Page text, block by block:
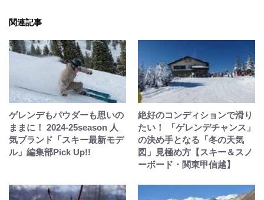
関連記事
ゲレンデもパウダーも思いの
ままに！ 2024-25season 人
気ブランド「スキー最新モデ
ル」編集部Pick Up!!
絶好のコンディションで滑り
たい！ 「ゲレンデチャンス」
の決め手となる「冬の天気
図」見極め方【スキー＆スノ
ーボード・関東甲信越】